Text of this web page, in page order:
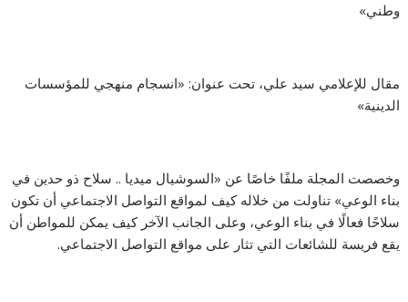
وطني»
مقال للإعلامي سيد علي، تحت عنوان: «انسجام منهجي للمؤسسات
الدينية»
وخصصت المجلة ملفًا خاصًا عن «السوشيال ميديا .. سلاح ذو حدين في
بناء الوعي» تناولت من خلاله كيف لمواقع التواصل الاجتماعي أن تكون
سلاحًا فعالًا في بناء الوعي، وعلى الجانب الآخر كيف يمكن للمواطن أن
يقع فريسة للشائعات التي تثار على مواقع التواصل الاجتماعي.